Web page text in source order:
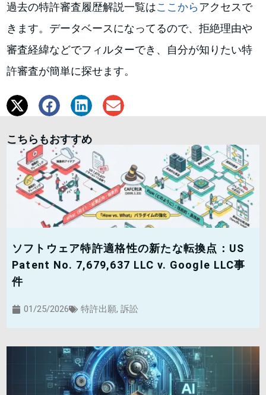
過去の特許審査履歴解説一覧はここからアクセスで
きます。データベースになってるので、拒絶理由や
審査経緯などでフィルターでき、自分が知りたい特
許審査が簡単に探せます。
こちらもおすすめ
ソフトウェア特許適格性の新たな転換点：US
Patent No. 7,679,637 LLC v. Google LLC事
件
01/25/2026 特許出願, 訴訟